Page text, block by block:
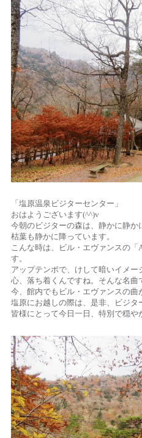
「塩原温泉ビジターセンター」
おはようございます(^^)v
今朝のビジターの森は、静かに静か
枯葉も静かに降っています。
こんな時は、ビル・エヴァンスの「
す。
アップテンポで、けして暗いイメー
心、落ち着くんですね。そんな名曲
今、館内でもビル・エヴァンスの曲
塩原にお越しの際は、是非、ビジタ
皆様にとって今日一日、特別で穏や